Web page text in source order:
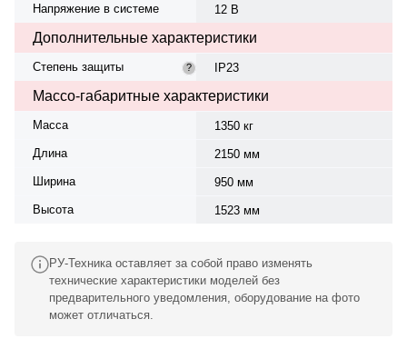
Напряжение в системе 12 В
Дополнительные характеристики
Степень защиты ? IP23
Массо-габаритные характеристики
Масса
1350 кг
Длина
2150 мм
Ширина
950 мм
Высота
1523 мм
РУ-Техника оставляет за собой право изменять
технические характеристики моделей без
предварительного уведомления, оборудование на фото
может отличаться.